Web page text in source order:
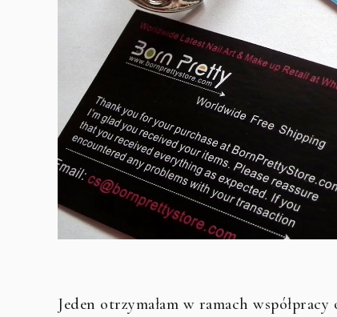
Jeden otrzymałam w ramach współpracy